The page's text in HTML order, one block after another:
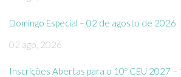
Domingo Especial – 02 de agosto de 2026
02 ago, 2026
Inscrições Abertas para o 10º CEU 2027